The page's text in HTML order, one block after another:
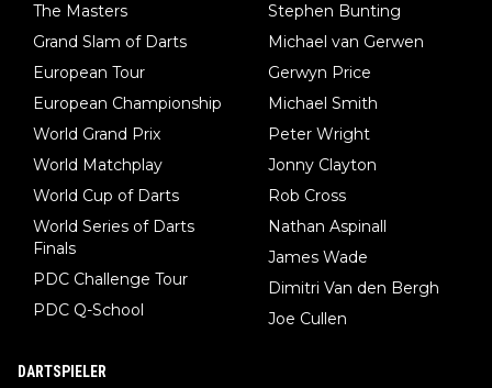
The Masters
Grand Slam of Darts
European Tour
European Championship
World Grand Prix
World Matchplay
World Cup of Darts
World Series of Darts
Finals
PDC Challenge Tour
PDC Q-School
Stephen Bunting
Michael van Gerwen
Gerwyn Price
Michael Smith
Peter Wright
Jonny Clayton
Rob Cross
Nathan Aspinall
James Wade
Dimitri Van den Bergh
Joe Cullen
DARTSPIELER